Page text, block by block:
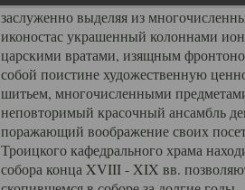
заслуженно выделяя из
иконостас украшенный колоннами
царскими вратами, изящным
собой поистине художественную
шитьем, многочисленными
неповторимый красочный ансамбль
поражающий воображение своих
Троицкого кафедрального храма
собора конца XVIII - XIX вв.